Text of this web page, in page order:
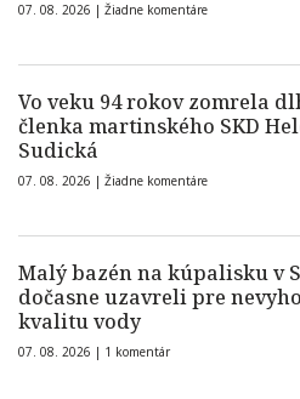
07. 08. 2026 | Žiadne komentáre
Vo veku 94 rokov zomrela
členka martinského SKD
Sudická
07. 08. 2026 | Žiadne komentáre
Malý bazén na kúpalisku v
dočasne uzavreli pre
kvalitu vody
07. 08. 2026 | 1 komentár